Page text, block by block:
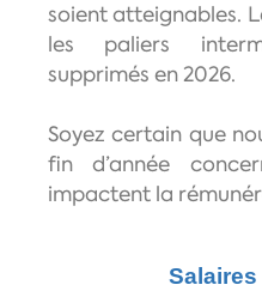
soient atteignables.
les paliers
supprimés en 2026.
Soyez certain que
fin d’année
impactent la